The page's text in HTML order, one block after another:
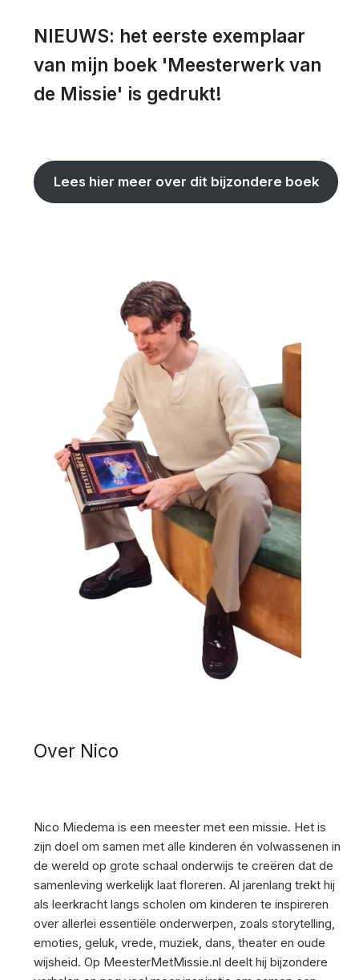
NIEUWS: het eerste exemplaar
van mijn boek 'Meesterwerk van
de Missie' is gedrukt!
Lees hier meer over dit bijzondere boek
Over Nico
Nico Miedema is een meester met een missie. Het is
zijn doel om samen met alle kinderen én volwassenen in
de wereld op grote schaal onderwijs te creëren dat de
samenleving werkelijk laat floreren. Al jarenlang trekt hij
als leerkracht langs scholen om kinderen te inspireren
over allerlei essentiële onderwerpen, zoals storytelling,
emoties, geluk, vrede, muziek, dans, theater en oude
wijsheid. Op MeesterMetMissie.nl deelt hij bijzondere